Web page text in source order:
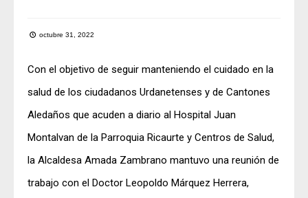
octubre 31, 2022
Con el objetivo de seguir manteniendo el cuidado en la
salud de los ciudadanos Urdanetenses y de Cantones
Aledaños que acuden a diario al Hospital Juan
Montalvan de la Parroquia Ricaurte y Centros de Salud,
la Alcaldesa Amada Zambrano mantuvo una reunión de
trabajo con el Doctor Leopoldo Márquez Herrera,